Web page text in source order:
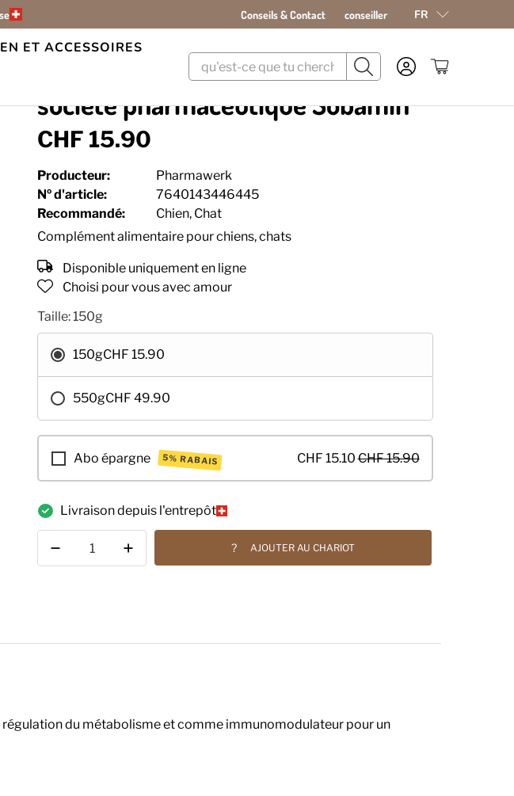
Conseils & Contact conseiller FR
ET ACCESSOIRES
société pharmaceutique Sobamin
CHF 15.90
Producteur:
Pharmawerk
Nº d'article:
7640143446445
Recommandé:
Chien, Chat
Complément alimentaire pour chiens, chats
Disponible uniquement en ligne
Choisi pour vous avec amour
Taille:150g
150gCHF 15.90
550gCHF 49.90
Abo épargne 5% RABAIS CHF 15.10CHF 15.90
Livraison depuis l'entrepôt
? AJOUTER AU CHARIOT
du métabolisme et comme immunomodulateur pour un